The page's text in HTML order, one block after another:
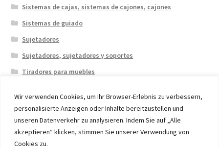
Wir verwenden Cookies, um Ihr Browser-Erlebnis zu verbessern,
personalisierte Anzeigen oder Inhalte bereitzustellen und
unseren Datenverkehr zu analysieren. Indem Sie auf „Alle
akzeptieren“ klicken, stimmen Sie unserer Verwendung von
Cookies zu.
Sistemas de cajas, sistemas de cajones, cajones
Sistemas de guiado
Sujetadores
Sujetadores, sujetadores y soportes
Tiradores para muebles
© 2026 Eruon Trade UG, Germany, member of the ERUON